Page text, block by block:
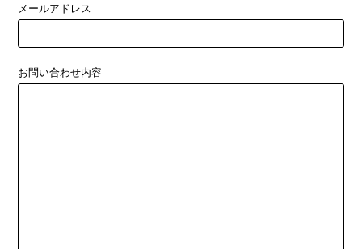
メールアドレス
お問い合わせ内容